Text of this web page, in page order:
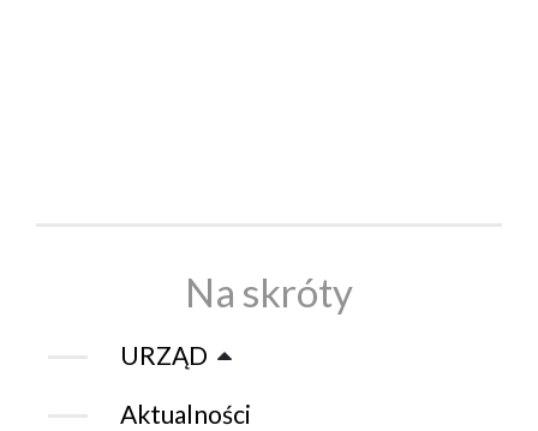
Na skróty
URZĄD
Aktualności